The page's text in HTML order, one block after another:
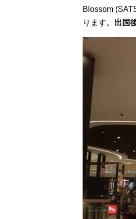
Blossom
ります。 出国